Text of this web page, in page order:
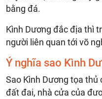
bằng đá.
Kình Dương đắc địa thì
người liên quan tới võ
Ý nghĩa sao Kình
Sao Kình Dương tọa thủ
đất đai, nhà cửa của